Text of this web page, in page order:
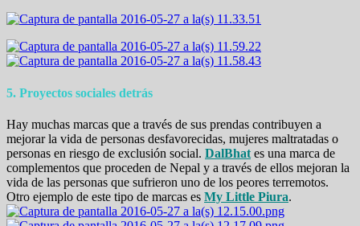
5. Proyectos sociales detrás
Hay muchas marcas que a través de sus prendas contribuyen a
mejorar la vida de personas desfavorecidas, mujeres maltratadas o
personas en riesgo de exclusión social. DalBhat es una marca de
complementos que proceden de Nepal y a través de ellos mejoran la
vida de las personas que sufrieron uno de los peores terremotos.
Otro ejemplo de este tipo de marcas es My Little Piura.